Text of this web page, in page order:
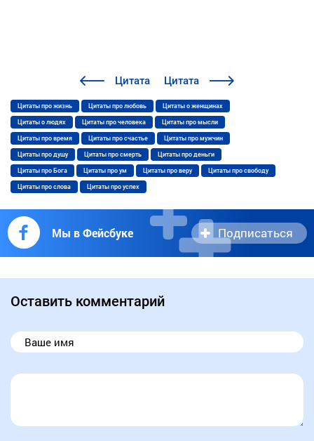
Цитата Цитата
Цитаты про жизнь Цитаты про любовь Цитаты о женщинах
Цитаты о людях Цитаты про человека Цитаты про мысли
Цитаты про время Цитаты про счастье Цитаты про мужчин
Цитаты про душу Цитаты про смерть Цитаты про деньги
Цитаты про Бога Цитаты про ум Цитаты про веру Цитаты про свободу
Цитаты про слова Цитаты про успех
Мы в Фейсбуке Подписаться
Оставить комментарий